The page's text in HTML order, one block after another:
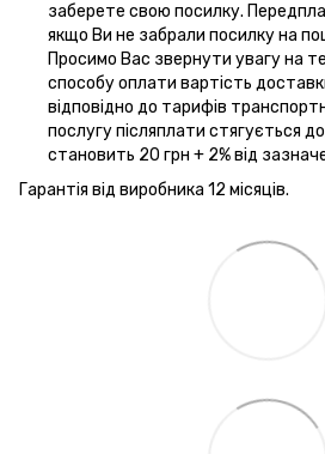
заберете свою посилку.
якщо Ви не забрали посилку на
Просимо Вас звернути увагу на
способу оплати вартість
відповідно до тарифів
послугу післяплати стягується
становить 20 грн + 2% від
Гарантія від виробника 12 місяців.